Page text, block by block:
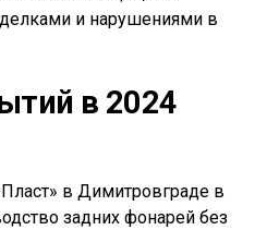
и нарушениями в
в 2024
в Димитровграде в
задних фонарей без